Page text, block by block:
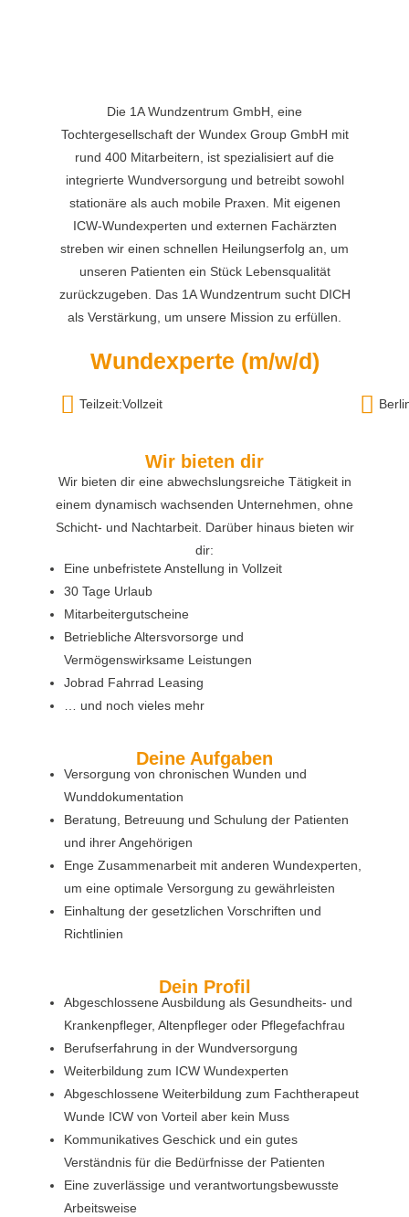
Die 1A Wundzentrum GmbH, eine
Tochtergesellschaft der Wundex Group GmbH mit
rund 400 Mitarbeitern, ist spezialisiert auf die
integrierte Wundversorgung und betreibt sowohl
stationäre als auch mobile Praxen. Mit eigenen
ICW-Wundexperten und externen Fachärzten
streben wir einen schnellen Heilungserfolg an, um
unseren Patienten ein Stück Lebensqualität
zurückzugeben. Das 1A Wundzentrum sucht DICH
als Verstärkung, um unsere Mission zu erfüllen.
Wundexperte (m/w/d)
Teilzeit:Vollzeit
Wir bieten dir
Wir bieten dir eine abwechslungsreiche Tätigkeit in
einem dynamisch wachsenden Unternehmen, ohne
Schicht- und Nachtarbeit. Darüber hinaus bieten wir
dir:
Eine unbefristete Anstellung in Vollzeit
30 Tage Urlaub
Mitarbeitergutscheine
Betriebliche Altersvorsorge und
Vermögenswirksame Leistungen
Jobrad Fahrrad Leasing
… und noch vieles mehr
Deine Aufgaben
Versorgung von chronischen Wunden und
Wunddokumentation
Beratung, Betreuung und Schulung der Patienten
und ihrer Angehörigen
Enge Zusammenarbeit mit anderen Wundexperten,
um eine optimale Versorgung zu gewährleisten
Einhaltung der gesetzlichen Vorschriften und
Richtlinien
Dein Profil
Abgeschlossene Ausbildung als Gesundheits- und
Krankenpfleger, Altenpfleger oder Pflegefachfrau
Berufserfahrung in der Wundversorgung
Weiterbildung zum ICW Wundexperten
Abgeschlossene Weiterbildung zum Fachtherapeut
Wunde ICW von Vorteil aber kein Muss
Kommunikatives Geschick und ein gutes
Verständnis für die Bedürfnisse der Patienten
Eine zuverlässige und verantwortungsbewusste
Arbeitsweise